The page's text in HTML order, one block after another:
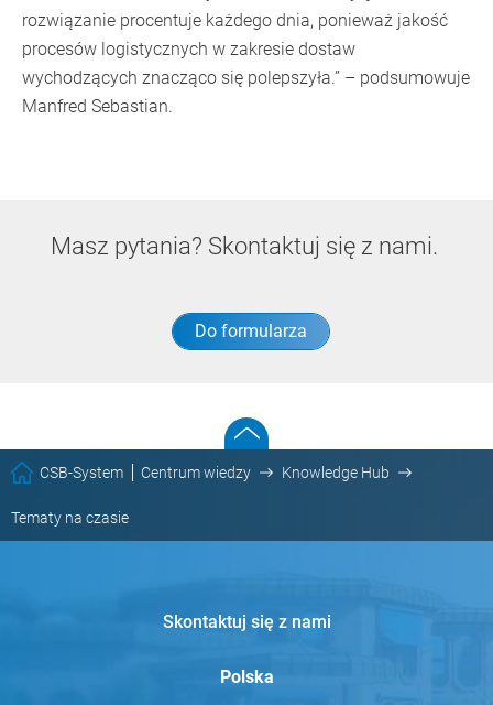
rozwiązanie procentuje każdego dnia, ponieważ jakość
procesów logistycznych w zakresie dostaw
wychodzących znacząco się polepszyła.” – podsumowuje
Manfred Sebastian.
Masz pytania? Skontaktuj się z nami.
Do formularza
CSB-System Centrum wiedzy Knowledge Hub
Tematy na czasie
Skontaktuj się z nami
Polska